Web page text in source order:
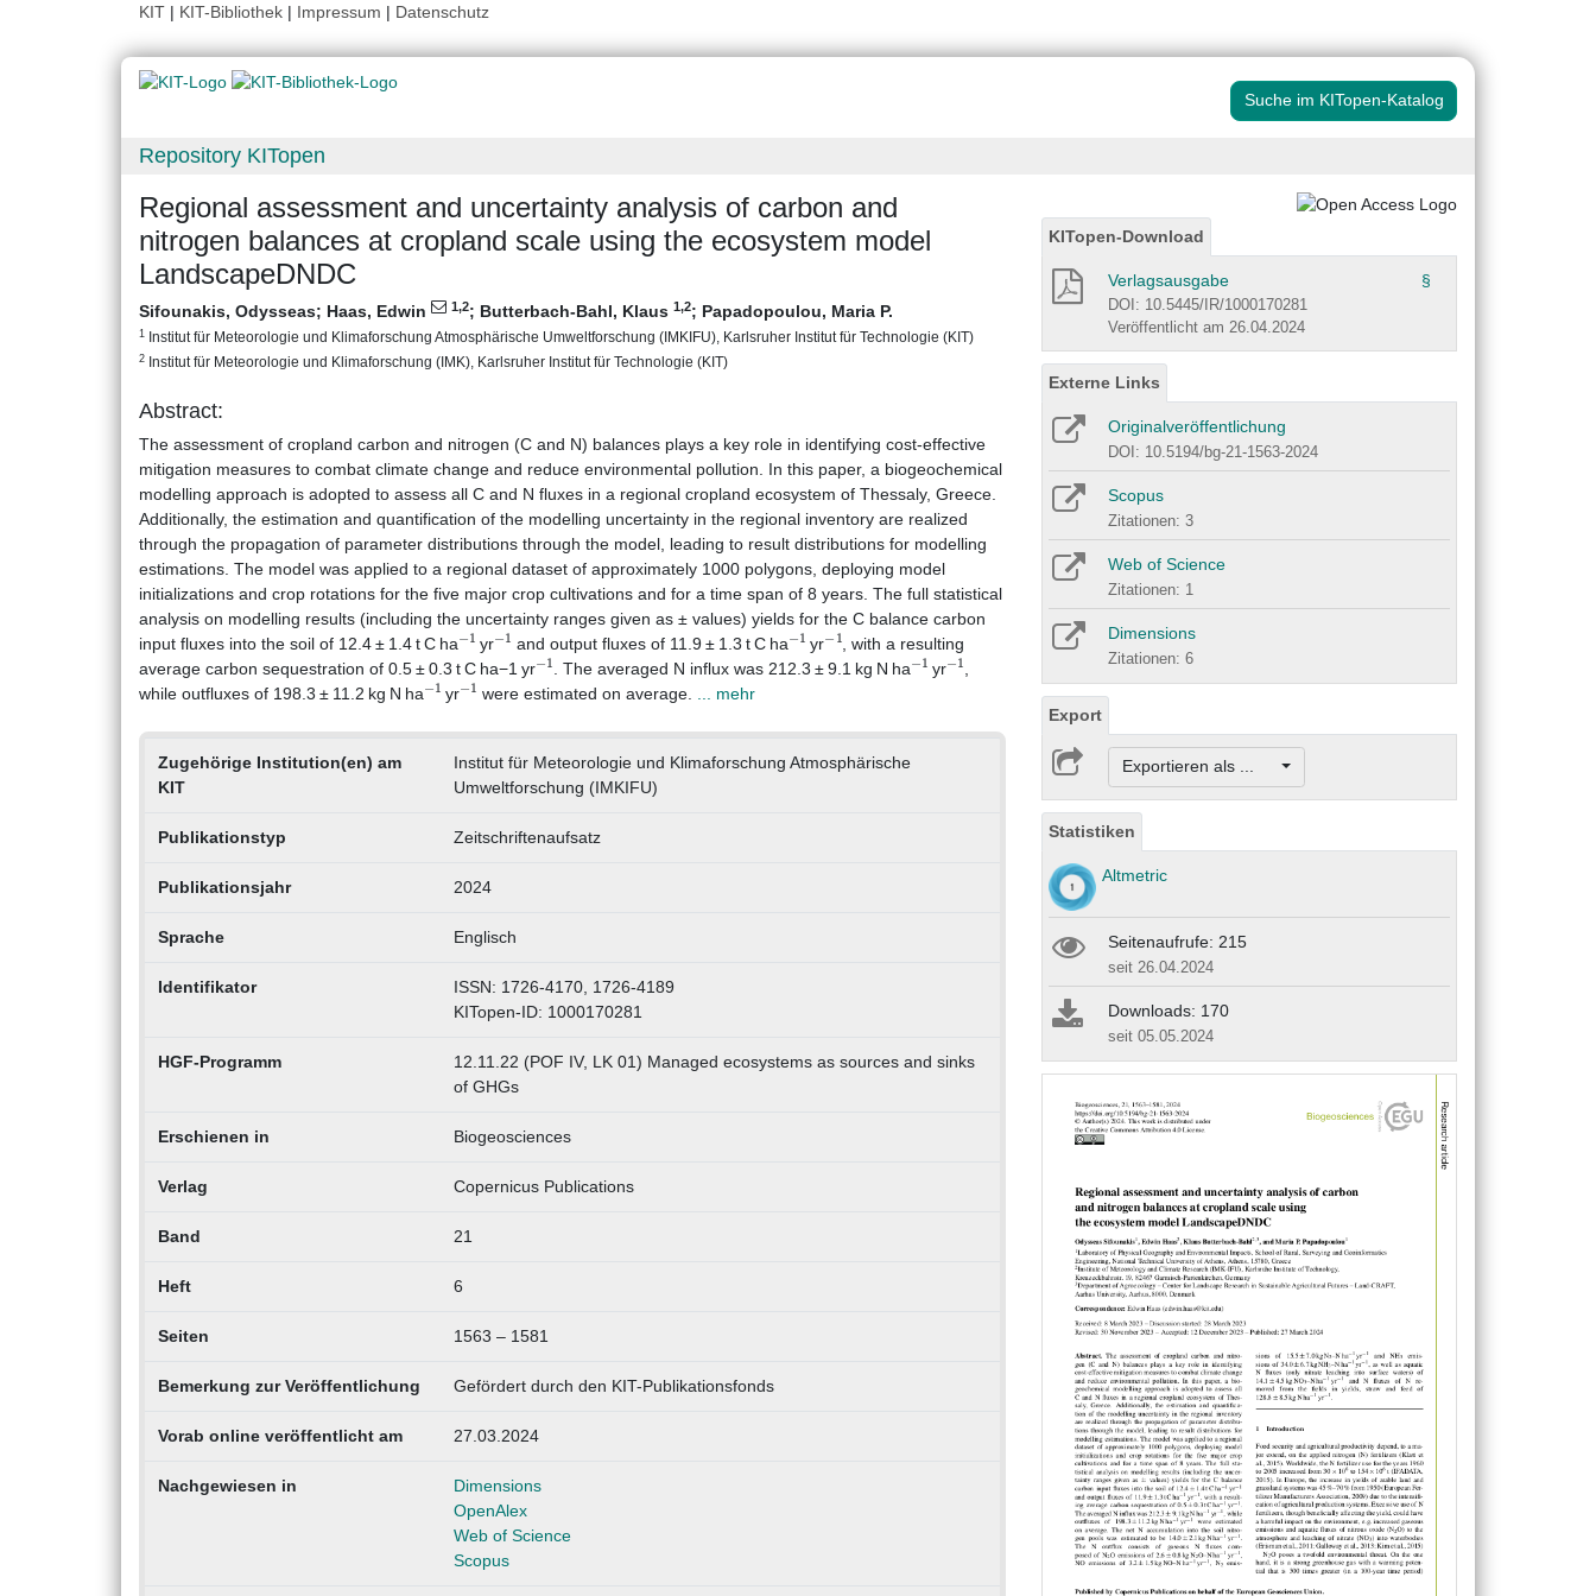
KIT | KIT-Bibliothek | Impressum | Datenschutz
Suche im KITopen-Katalog
Repository KITopen
Regional assessment and uncertainty analysis of carbon and
nitrogen balances at cropland scale using the ecosystem model
LandscapeDNDC
Sifounakis, Odysseas; Haas, Edwin 1,2; Butterbach-Bahl, Klaus 1,2; Papadopoulou, Maria P.
1 Institut für Meteorologie und Klimaforschung Atmosphärische Umweltforschung (IMKIFU), Karlsruher Institut für Technologie (KIT)
2 Institut für Meteorologie und Klimaforschung (IMK), Karlsruher Institut für Technologie (KIT)
Abstract:
The assessment of cropland carbon and nitrogen (C and N) balances plays a key role in identifying cost-effective
mitigation measures to combat climate change and reduce environmental pollution. In this paper, a biogeochemical
modelling approach is adopted to assess all C and N fluxes in a regional cropland ecosystem of Thessaly, Greece.
Additionally, the estimation and quantification of the modelling uncertainty in the regional inventory are realized
through the propagation of parameter distributions through the model, leading to result distributions for modelling
estimations. The model was applied to a regional dataset of approximately 1000 polygons, deploying model
initializations and crop rotations for the five major crop cultivations and for a time span of 8 years. The full statistical
analysis on modelling results (including the uncertainty ranges given as ± values) yields for the C balance carbon
input fluxes into the soil of 12.4 ± 1.4 t C ha
1 yr −1 and output fluxes of 11.9 ± 1.3 t C ha −1 yr 1, with a resulting
average carbon sequestration of 0.5 ± 0.3 t C ha−1 yr
1. The averaged N influx was 212.3 ± 9.1 kg N ha −1 yr −1,
while outfluxes of 198.3 ± 11.2 kg N ha
1 yr −1 were estimated on average. ... mehr
Zugehörige Institution(en) am
KIT
Institut für Meteorologie und Klimaforschung Atmosphärische
Umweltforschung (IMKIFU)
Publikationstyp Zeitschriftenaufsatz
Publikationsjahr 2024
Sprache Englisch
Identifikator
ISSN: 1726-4170, 1726-4189
KITopen-ID: 1000170281
HGF-Programm
12.11.22 (POF IV, LK 01) Managed ecosystems as sources and sinks
of GHGs
Erschienen in Biogeosciences
Verlag Copernicus Publications
Band 21
Heft 6
Seiten 1563 – 1581
Bemerkung zur Veröffentlichung Gefördert durch den KIT-Publikationsfonds
Vorab online veröffentlicht am 27.03.2024
Nachgewiesen in
Dimensions
OpenAlex
Web of Science
Scopus
KITopen-Download
Verlagsausgabe §
DOI: 10.5445/IR/1000170281
Veröffentlicht am 26.04.2024
Externe Links
Originalveröffentlichung
DOI: 10.5194/bg-21-1563-2024
Scopus
Zitationen: 3
Web of Science
Zitationen: 1
Dimensions
Zitationen: 6
Export
Exportieren als ...
Statistiken
Altmetric
Seitenaufrufe: 215
seit 26.04.2024
Downloads: 170
seit 05.05.2024